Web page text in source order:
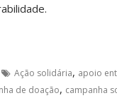
Ação solidária, apoio
de doação, campanha